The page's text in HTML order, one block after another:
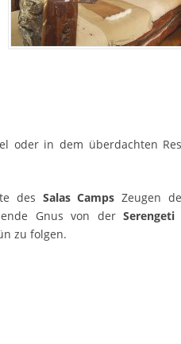
oder in dem überdachten
des Salas Camps Zeugen
Gnus von derSerengeti
zu folgen.